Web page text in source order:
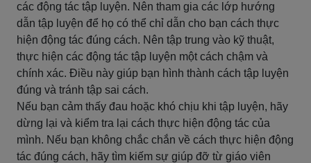
các động tác tập luyện. Nên tham gia các lớp hướng
dẫn tập luyện để họ có thể chỉ dẫn cho bạn cách thực
hiện động tác đúng cách. Nên tập trung vào kỹ thuật,
thực hiện các động tác tập luyện một cách chậm và
chính xác. Điều này giúp bạn hình thành cách tập luyện
đúng và tránh tập sai cách.
Nếu bạn cảm thấy đau hoặc khó chịu khi tập luyện, hãy
dừng lại và kiểm tra lại cách thực hiện động tác của
mình. Nếu bạn không chắc chắn về cách thực hiện động
tác đúng cách, hãy tìm kiếm sự giúp đỡ từ giáo viên